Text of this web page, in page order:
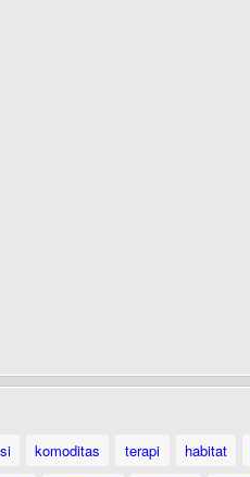
komoditas terapi habitat